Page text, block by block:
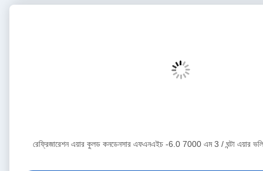
রেফ্রিজারেশন এয়ার কুলড কনডেনসার এফএনএইচ -6.0 7000 এম 3 / ঘন্টা এয়ার